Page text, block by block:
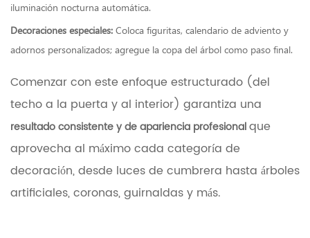
iluminación nocturna automática.
Decoraciones especiales: Coloca figuritas, calendario de adviento y
adornos personalizados; agregue la copa del árbol como paso final.
Comenzar con este enfoque estructurado (del
techo a la puerta y al interior) garantiza una
resultado consistente y de apariencia profesionalque
aprovecha al máximo cada categoría de
decoración, desde luces de cumbrera hasta árboles
artificiales, coronas, guirnaldas y más.